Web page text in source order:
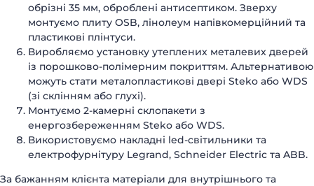
обрізні 35 мм, оброблені антисептиком. Зверху
монтуємо плиту OSB, лінолеум напівкомерційний та
пластикові плінтуси.
Виробляємо установку утеплених металевих дверей
із порошково-полімерним покриттям. Альтернативою
можуть стати металопластикові двері Steko або WDS
(зі склінням або глухі).
Монтуємо 2-камерні склопакети з
енергозбереженням Steko або WDS.
Використовуємо накладні led-світильники та
електрофурнітуру Legrand, Schneider Electric та ABB.
За бажанням клієнта матеріали для внутрішнього та